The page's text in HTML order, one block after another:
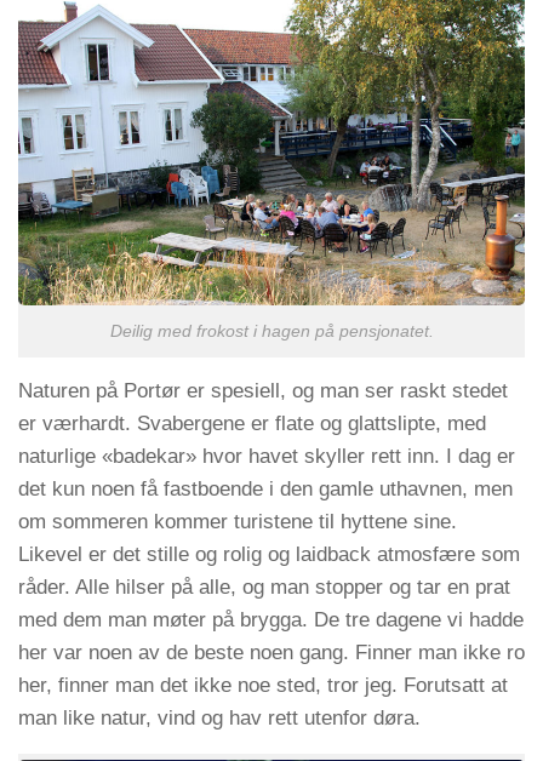
Deilig med frokost i hagen på pensjonatet.
Naturen på Portør er spesiell, og man ser raskt stedet
er værhardt. Svabergene er flate og glattslipte, med
naturlige «badekar» hvor havet skyller rett inn. I dag er
det kun noen få fastboende i den gamle uthavnen, men
om sommeren kommer turistene til hyttene sine.
Likevel er det stille og rolig og laidback atmosfære som
råder. Alle hilser på alle, og man stopper og tar en prat
med dem man møter på brygga. De tre dagene vi hadde
her var noen av de beste noen gang. Finner man ikke ro
her, finner man det ikke noe sted, tror jeg. Forutsatt at
man like natur, vind og hav rett utenfor døra.